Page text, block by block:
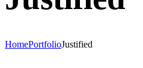
HomePortfolioJustified